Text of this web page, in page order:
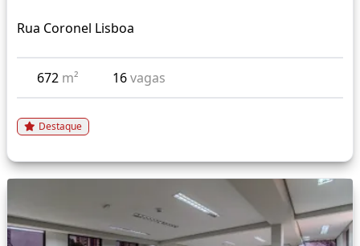
Rua Coronel Lisboa
672 m² 16vagas
Destaque